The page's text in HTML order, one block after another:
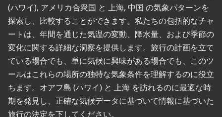
(ハワイ), アメリカ合衆国 と 上海, 中国 の気象パターンを
探索し、比較することができます。私たちの包括的なチャ
ートは、年間を通じた気温の変動、降水量、および季節の
変化に関する詳細な洞察を提供します。旅行の計画を立て
ている場合でも、単に気候に興味がある場合でも、このツ
ールはこれらの場所の独特な気象条件を理解するのに役立
ちます。オアフ島 (ハワイ) と 上海 を訪れるのに最適な時
期を発見し、正確な気候データに基づいて情報に基づいた
旅行の決定を下してください。